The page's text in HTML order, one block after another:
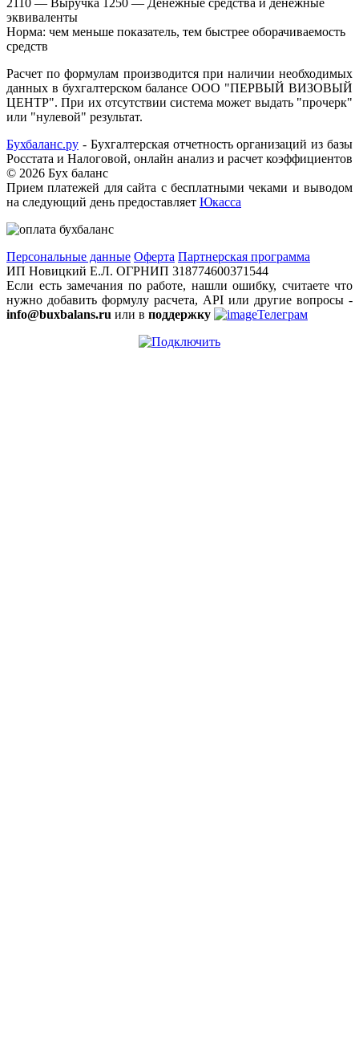
эквиваленты
Норма: чем меньше показатель, тем быстрее оборачиваемость
средств
Расчет по формулам производится при наличии необходимых
данных в бухгалтерском балансе ООО "ПЕРВЫЙ ВИЗОВЫЙ
ЦЕНТР". При их отсутствии система может выдать "прочерк"
или "нулевой" результат.
Бухбаланс.ру - Бухгалтерская отчетность организаций из базы
Росстата и Налоговой, онлайн анализ и расчет коэффициентов
© 2026 Бух баланс
Прием платежей для сайта с бесплатными чеками и выводом
на следующий день предоставляет Юкасса
Персональные данные Оферта Партнерская программа
ИП Новицкий Е.Л. ОГРНИП 318774600371544
Если есть замечания по работе, нашли ошибку, считаете что
нужно добавить формулу расчета, API или другие вопросы -
info@buxbalans.ru или в поддержку Телеграм